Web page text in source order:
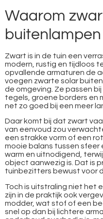
Waarom
Zwart is in de tuin een
modern, rustig en tijdloos
opvallende armaturen de
voegen zwarte solar
de omgeving. Ze passen
tegels, groene borders en
net zo goed bij een meer
Daar komt bij dat zwart
van eenvoud zou
een strakke vorm of een
mooie balans tussen sfeer
warm en uitnodigend,
object aanwezig is. Dat is
tuinbezitters bewust voor
Toch is uitstraling niet het
zijn in de praktijk ook
modder, wat stof of een
snel op dan bij lichtere